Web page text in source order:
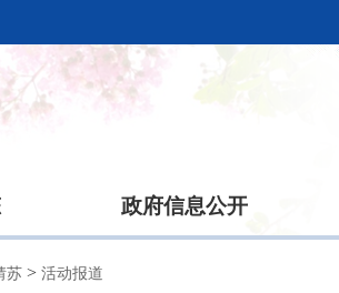
政府信息公开
苏 > 活动报道